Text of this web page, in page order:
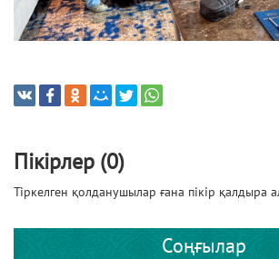
Пікірлер (0)
Тіркелген қолданушылар ғана пікір қалдыра
Соңғылар